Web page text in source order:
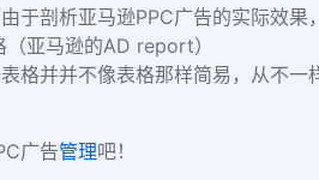
于剖析亚马逊PPC广告的实际效
亚马逊的AD report）
格并并不像表格那样简易，从不
广告管理吧！